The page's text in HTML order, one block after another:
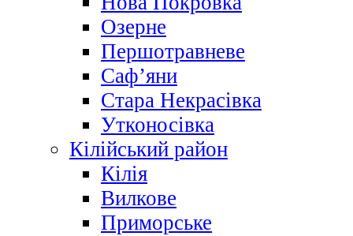
Озерне
Першотравневе
Саф’яни
Стара Некрасівка
Утконосівка
Кілійський район
Кілія
Вилкове
Приморське